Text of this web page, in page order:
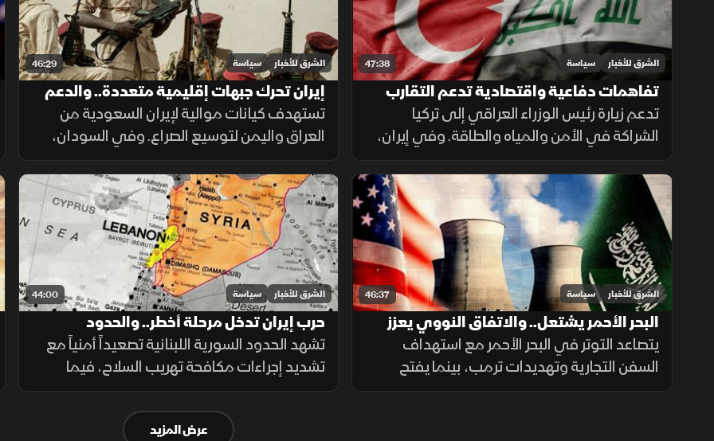
47:38 الشرق للأخبار سياسة
تفاهمات دفاعية واقتصادية تدعم التقارب
بين بغداد وأنقرة.. والحرس الثوري يتمسك
بالنفوذ
تدعم زيارة رئيس الوزراء العراقي إلى تركيا
الشراكة في الأمن والمياه والطاقة. وفي إيران،
يقدم الحرس الثوري النفوذ في هرمز على
التفاوض، بينما تدفع تيارات أخرى نحو حوار
يخفف الضغوط الاقتصادية.
46:29 الشرق للأخبار سياسة
إيران تحرك جبهات إقليمية متعددة.. والدعم
السريع يفقد ممرات استراتيجية
تستهدف كيانات موالية لإيران السعودية من
العراق واليمن لتوسيع الصراع. وفي السودان،
يعزز تقدم الجيش في شمال كردفان سيطرته
على الممرات ويضغط على الدعم السريع ويمهد
للتوسع نحو دارفور.
46:37 الشرق للأخبار سياسة
البحر الأحمر يشتعل.. والاتفاق النووي يعزز
شراكة الرياض وواشنطن
يتصاعد التوتر في البحر الأحمر مع استهداف
السفن التجارية وتهديدات ترمب، بينما يفتح
الاتفاق النووي المدني بين السعودية والولايات
44:00 الشرق للأخبار سياسة
حرب إيران تدخل مرحلة أخطر.. والحدود
السورية اللبنانية أمام قواعد اشتباك جديدة
تشهد الحدود السورية اللبنانية تصعيداً أمنياً مع
تشديد إجراءات مكافحة تهريب السلاح، فيما
تتبادل واشنطن وطهران التهديدات بشأن مضيق
هرمز ومنشآت الطاقة الإقليمية.
عرض المزيد